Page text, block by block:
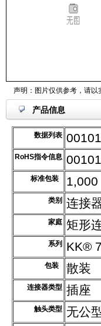
声明：图片仅供参考，请以
产品信息
数据列表
RoHS指令信息
标准包装 1,000
类别 连接
家庭 矩形
系列 KK®
包装 散装
连接器类型 插座
触头类型 无公